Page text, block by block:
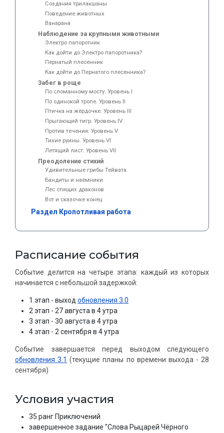
Создания трилакшаны
Поведение животных
Ванарана
Наблюдение за крупными животными
Электро папоротник
Как дойти до Электро папоротника?
Пернатый плесенник
Как дойти до Пернатого плесенника?
Забег в роще
По сломанному мосту. Уровень I
По одинокой тропе. Уровень II
Птичка на жёрдочке. Уровень III
Прыгающий тигр. Уровень IV
Против течения. Уровень V
Тихие руины. Уровень VI
Летящий лист. Уровень VII
Преодоление стихий
Удивительные грибы Тейвата
Бандиты и наёмники
Лес спящих драконов
Вот и сказочке конец
Раздел Кропотливая работа
Расписание события
Событие делится на четыре этапа: каждый из которых
начинается с небольшой задержкой:
1 этап - выход обновления 3.0
2 этап - 27 августа в 4 утра
3 этап - 30 августа в 4 утра
4 этап - 2 сентября в 4 утра
Событие завершается перед выходом следующего
обновления 3.1 (текущие планы по времени выхода - 28
сентября)
Условия участия
35 ранг Приключений
завершенное задание "Слова Рыцарей Чёрного